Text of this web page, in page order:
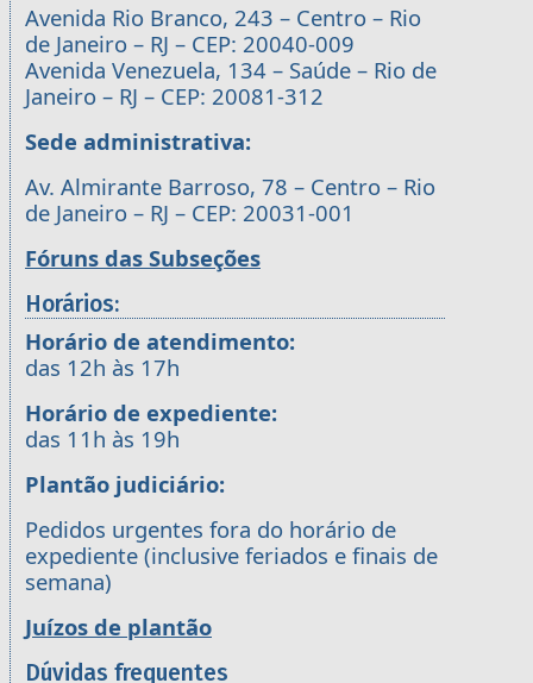
Avenida Rio Branco, 243 – Centro – Rio
de Janeiro – RJ – CEP: 20040-009
Avenida Venezuela, 134 – Saúde – Rio de
Janeiro – RJ – CEP: 20081-312
Sede administrativa:
Av. Almirante Barroso, 78 – Centro – Rio
de Janeiro – RJ – CEP: 20031-001
Fóruns das Subseções
Horários:
Horário de atendimento:
das 12h às 17h
Horário de expediente:
das 11h às 19h
Plantão judiciário:
Pedidos urgentes fora do horário de
expediente (inclusive feriados e finais de
semana)
Juízos de plantão
Dúvidas frequentes